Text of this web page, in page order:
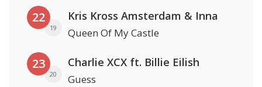
22
19
Kris Kross Amsterdam & Inna
Queen Of My Castle
23
20
Charlie XCX ft. Billie Eilish
Guess